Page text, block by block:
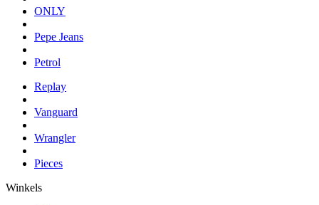
ONLY
Pepe Jeans
Petrol
Replay
Vanguard
Wrangler
Pieces
Winkels